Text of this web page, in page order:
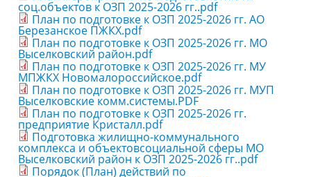
соц.объектов к ОЗП 2025-2026 гг..pdf
План по подготовке к ОЗП 2025-2026 гг. АО
Березанское ПЖКХ.pdf
План по подготовке к ОЗП 2025-2026 гг. МО
Выселковский район.pdf
План по подготовке к ОЗП 2025-2026 гг. МУ
МПЖКХ Новомалороссийское.pdf
План по подготовке к ОЗП 2025-2026 гг. МУП
Выселковские комм.системы.PDF
План по подготовке к ОЗП 2025-2026 гг.
предприятие Кристалл.pdf
Подготовка жилищно-коммунального
комплекса и объектовсоциальной сферы МО
Выселковский район к ОЗП 2025-2026 гг..pdf
Порядок (План) действий по